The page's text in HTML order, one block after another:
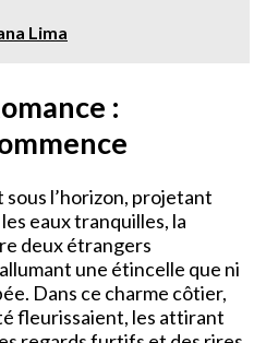
Lima
:
l’horizon, projetant
eaux tranquilles, la
deux étrangers
une étincelle que ni
Dans ce charme côtier,
fleurissaient, les attirant